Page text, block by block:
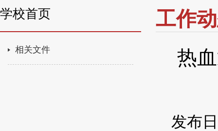
学校首页
相关文件
工作
热
发布